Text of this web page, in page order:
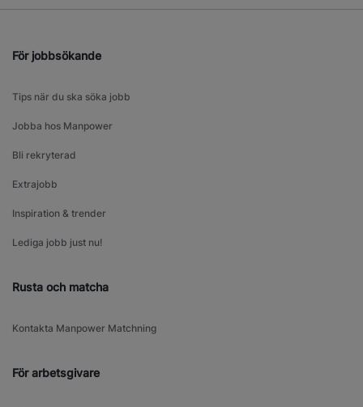
För jobbsökande
Tips när du ska söka jobb
Jobba hos Manpower
Bli rekryterad
Extrajobb
Inspiration & trender
Lediga jobb just nu!
Rusta och matcha
Kontakta Manpower Matchning
För arbetsgivare